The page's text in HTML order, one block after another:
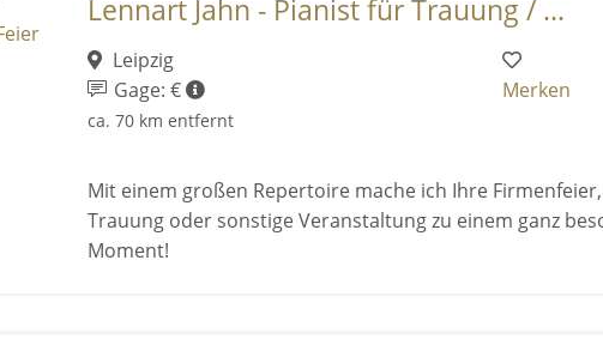
Lennart Jahn - Pianist für Trauung / ...
Leipzig
Gage: €
ca. 70 km entfernt
Merken
Mit einem großen Repertoire mache ich Ihre
Trauung oder sonstige Veranstaltung zu einem ganz
Moment!